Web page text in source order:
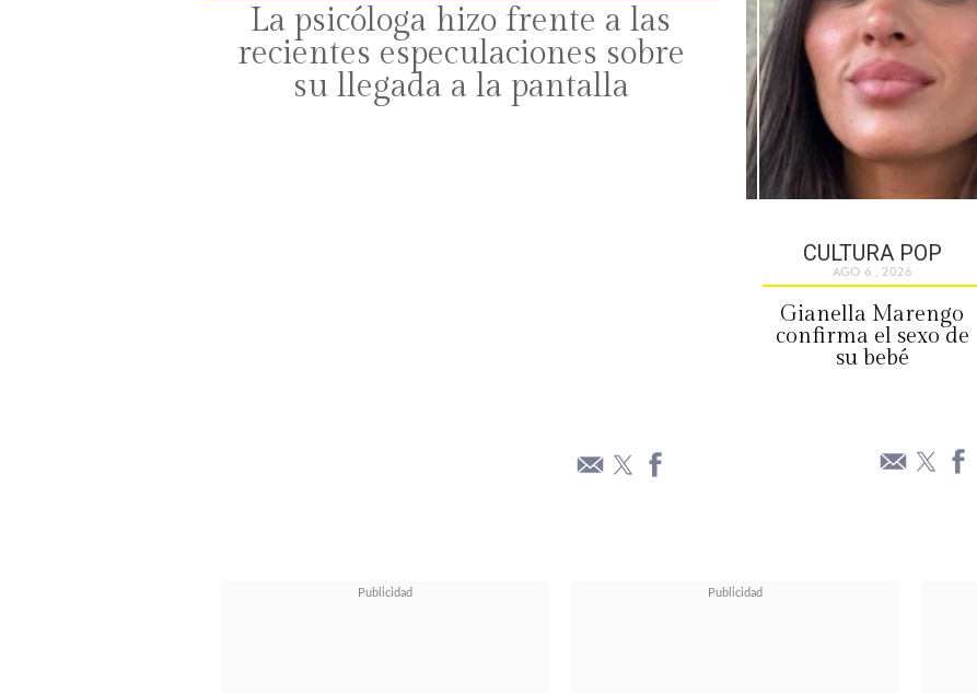
La psicóloga hizo frente a las
recientes especulaciones sobre
su llegada a la pantalla
CULTURA POP
AGO 6 , 2026
Gianella Marengo
confirma el sexo de
su bebé